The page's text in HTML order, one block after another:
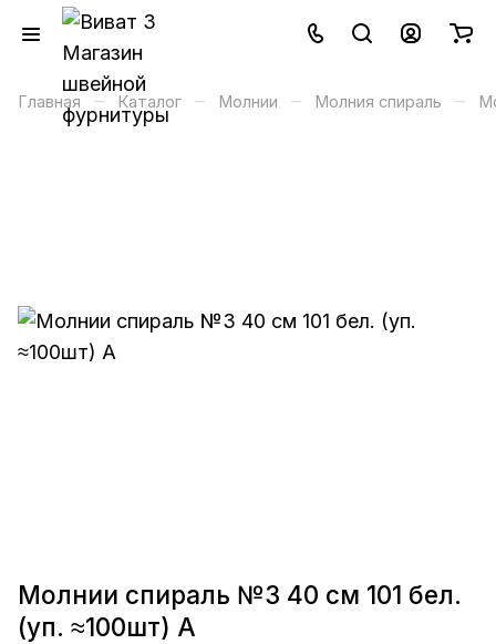
Главная – Каталог – Молнии – Молния спираль –
Молнии спираль №3 40 см 101 бел.
(уп. ≈100шт) А